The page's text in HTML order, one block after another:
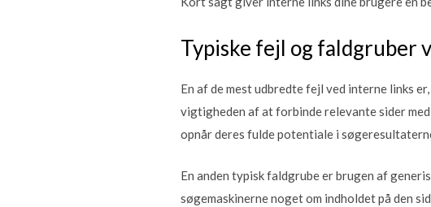
Typiske fejl og faldgruber
En af de mest udbredte fejl ved interne links
vigtigheden af at forbinde relevante sider
opnår deres fulde potentiale i
En anden typisk faldgrube er brugen af
søgemaskinerne noget om indholdet på den